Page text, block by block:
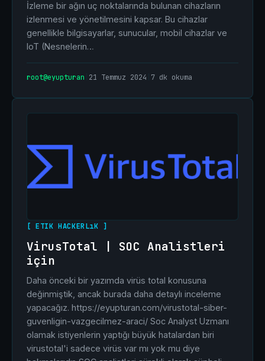
İzleme bir ağın uç noktalarında bulunan cihazların
izlenmesi ve yönetilmesini kapsar. Bu cihazlar
genellikle bilgisayarlar, sunucular, mobil cihazlar ve
IoT (Nesnelerin…
root@eyupturan 21 Temmuz 2024 7 dk okuma
[ ETIK HACKERLıK ]
VirusTotal | SOC Analistleri
için
Daha önceki bir yazımda virüs total konusuna
değinmiştik, ancak burada daha detaylı inceleme
yapacağız. https://eyupturan.com/virustotal-siber-
guvenligin-vazgecilmez-araci/ Soc Analyst Uzmanı
olamak istiyenlerin yaptığı büyük hatalardan biri
virustotal'i sadece virüs var mı yok mu diye